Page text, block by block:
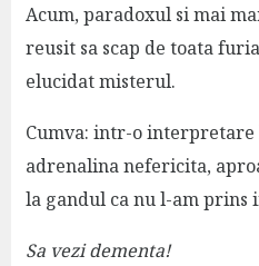
Acum, paradoxul si mai
reusit sa scap de toata
elucidat misterul.
Cumva: intr-o interpretare
adrenalina nefericita,
la gandul ca nu l-am prins
Sa vezi dementa!